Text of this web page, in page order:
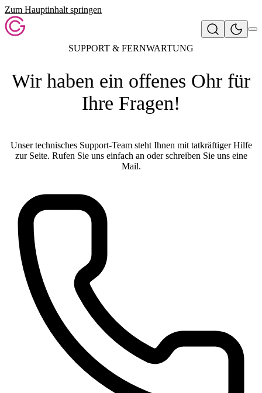
Zum Hauptinhalt springen
SUPPORT & FERNWARTUNG
Wir haben ein offenes Ohr für
Ihre Fragen!
Unser technisches Support-Team steht Ihnen mit tatkräftiger Hilfe
zur Seite. Rufen Sie uns einfach an oder schreiben Sie uns eine
Mail.